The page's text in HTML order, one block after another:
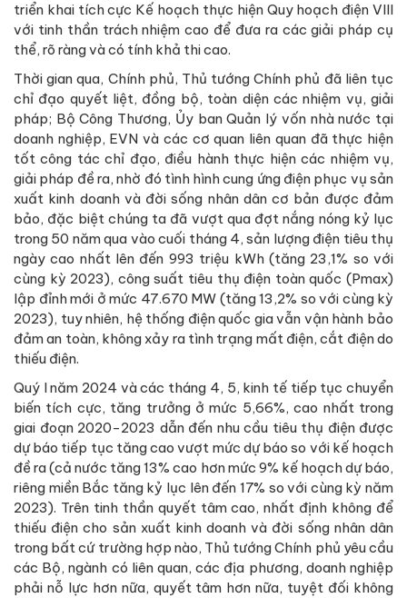
triển khai tích cực Kế hoạch thực hiện Quy hoạch điện VIII
với tinh thần trách nhiệm cao để đưa ra các giải pháp cụ
thể, rõ ràng và có tính khả thi cao.
Thời gian qua, Chính phủ, Thủ tướng Chính phủ đã liên tục
chỉ đạo quyết liệt, đồng bộ, toàn diện các nhiệm vụ, giải
pháp; Bộ Công Thương, Ủy ban Quản lý vốn nhà nước tại
doanh nghiệp, EVN và các cơ quan liên quan đã thực hiện
tốt công tác chỉ đạo, điều hành thực hiện các nhiệm vụ,
giải pháp đề ra, nhờ đó tình hình cung ứng điện phục vụ sản
xuất kinh doanh và đời sống nhân dân cơ bản được đảm
bảo, đặc biệt chúng ta đã vượt qua đợt nắng nóng kỷ lục
trong 50 năm qua vào cuối tháng 4, sản lượng điện tiêu thụ
ngày cao nhất lên đến 993 triệu kWh (tăng 23,1% so với
cùng kỳ 2023), công suất tiêu thụ điện toàn quốc (Pmax)
lập đỉnh mới ở mức 47.670 MW (tăng 13,2% so với cùng kỳ
2023), tuy nhiên, hệ thống điện quốc gia vẫn vận hành bảo
đảm an toàn, không xảy ra tình trạng mất điện, cắt điện do
thiếu điện.
Quý I năm 2024 và các tháng 4, 5, kinh tế tiếp tục chuyển
biến tích cực, tăng trưởng ở mức 5,66%, cao nhất trong
giai đoạn 2020-2023 dẫn đến nhu cầu tiêu thụ điện được
dự báo tiếp tục tăng cao vượt mức dự báo so với kế hoạch
đề ra (cả nước tăng 13% cao hơn mức 9% kế hoạch dự báo,
riêng miền Bắc tăng kỷ lục lên đến 17% so với cùng kỳ năm
2023). Trên tinh thần quyết tâm cao, nhất định không để
thiếu điện cho sản xuất kinh doanh và đời sống nhân dân
trong bất cứ trường hợp nào, Thủ tướng Chính phủ yêu cầu
các Bộ, ngành có liên quan, các địa phương, doanh nghiệp
phải nỗ lực hơn nữa, quyết tâm hơn nữa, tuyệt đối không